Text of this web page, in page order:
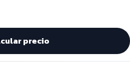
precio